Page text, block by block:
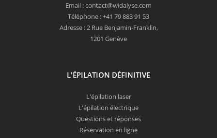
Email : contact@widalyse.com
Téléphone : +41 79 883 91 53
Adresse : 2 Rue Benjamin-Franklin,
1201 Genève
L'ÉPILATION DÉFINITIVE
L'épilation laser
L'épilation électrique
Questions et réponses
Réservation en ligne